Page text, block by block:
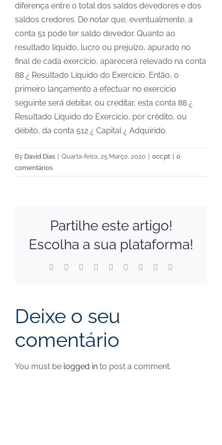
diferença entre o total dos saldos devedores e dos
saldos credores. De notar que, eventualmente, a
conta 51 pode ter saldo devedor. Quanto ao
resultado líquido, lucro ou prejuízo, apurado no
final de cada exercício, aparecerá relevado na conta
88 ¿ Resultado Líquido do Exercício. Então, o
primeiro lançamento a efectuar no exercício
seguinte será debitar, ou creditar, esta conta 88 ¿
Resultado Líquido do Exercício, por crédito, ou
débito, da conta 512 ¿ Capital ¿ Adquirido.
By David Dias Quarta-feira, 25 Março, 2020 occ.pt
0
comentários
Partilhe este artigo!
Escolha a sua plataforma!
Facebook Reddit LinkedInWhatsApp
TumblrPinterest
Deixe o seu
comentário
You must be logged in to post a comment.